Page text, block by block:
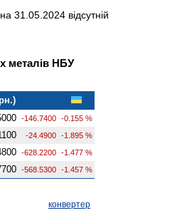
31.05.2024 відсутній
металів НБУ
-146.7400 -0.155 %
-24.4900 -1.895 %
-628.2200 -1.477 %
-568.5300 -1.457 %
конвертер